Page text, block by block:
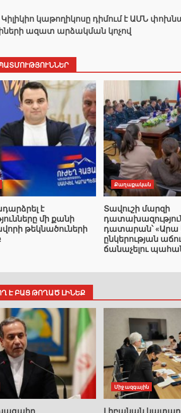
կաթողիկոսը դիմում է ԱՄՆ
ազատ արձակման կոչով
է
մի քանի
թեկնածուների
Քաղաքական
Տավուշի մարզի
դատարան՝ «Արա
ընկերության
ճանաչելու
Է ԲԱՑ ԹՈՂԱԾ ԼԻՆԵՔ
Միջազգային
Լիբանան